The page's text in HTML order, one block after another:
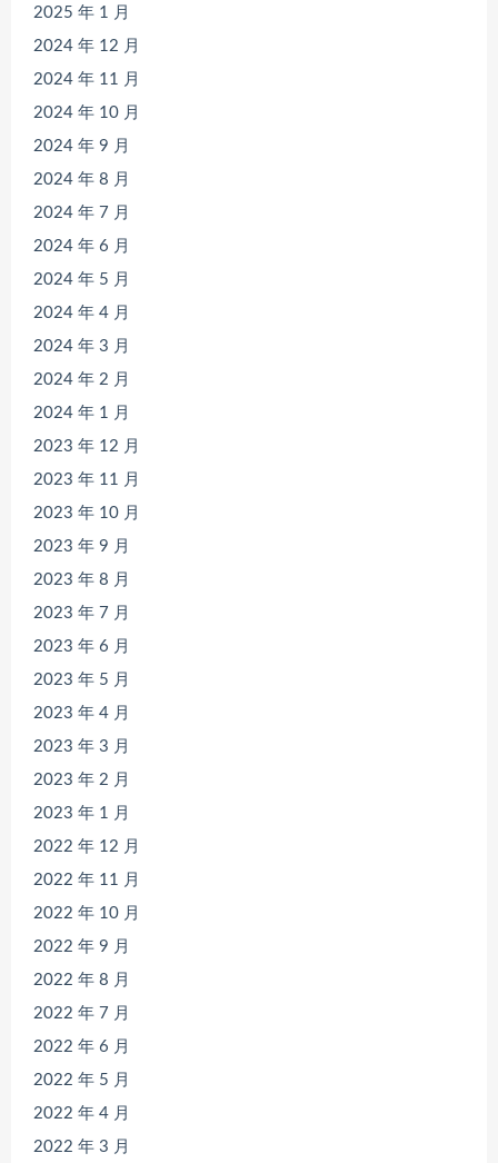
2025 年 1 月
2024 年 12 月
2024 年 11 月
2024 年 10 月
2024 年 9 月
2024 年 8 月
2024 年 7 月
2024 年 6 月
2024 年 5 月
2024 年 4 月
2024 年 3 月
2024 年 2 月
2024 年 1 月
2023 年 12 月
2023 年 11 月
2023 年 10 月
2023 年 9 月
2023 年 8 月
2023 年 7 月
2023 年 6 月
2023 年 5 月
2023 年 4 月
2023 年 3 月
2023 年 2 月
2023 年 1 月
2022 年 12 月
2022 年 11 月
2022 年 10 月
2022 年 9 月
2022 年 8 月
2022 年 7 月
2022 年 6 月
2022 年 5 月
2022 年 4 月
2022 年 3 月